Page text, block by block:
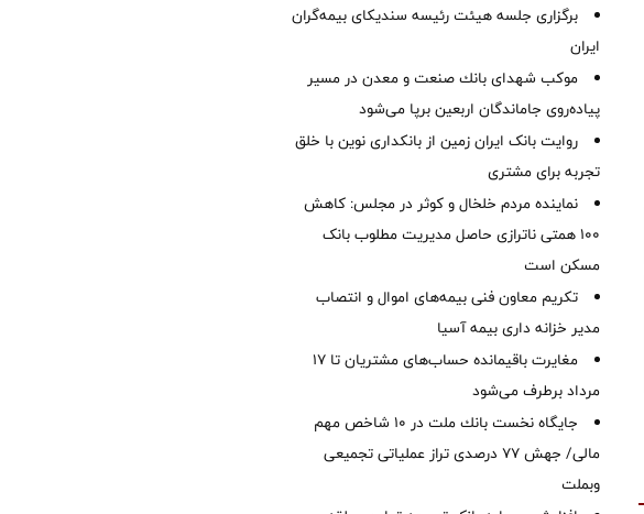
برگزاری جلسه هیئت رئیسه سندیکای بیمه‌گران
ایران
موكب شهدای بانك صنعت و معدن در مسیر
پیاده‌روی جاماندگان اربعین برپا می‌شود
روایت بانک ایران زمین از بانکداری نوین با خلق
تجربه برای مشتری
نماینده مردم خلخال و کوثر در مجلس: کاهش
۱۰۰ همتی ناترازی حاصل مدیریت مطلوب بانک
مسکن است
تکریم معاون فنی بیمه‌های اموال و انتصاب
مدیر خزانه داری بیمه آسیا
مغایرت‌ باقیمانده حساب‌های مشتریان تا ۱۷
مرداد برطرف می‌شود
جایگاه نخست بانك ملت در 10 شاخص مهم
مالی/ جهش 77 درصدی تراز عملیاتی تجمیعی
وبملت